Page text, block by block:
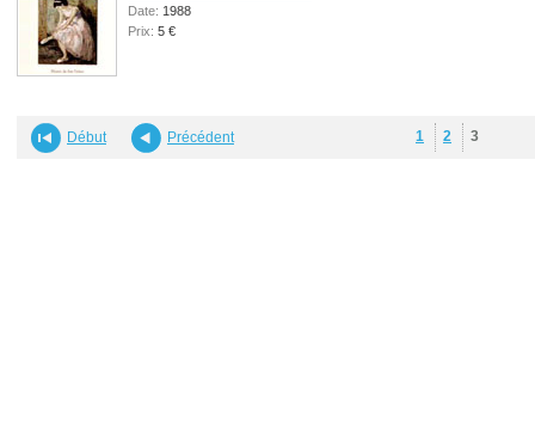
Date: 1988
Prix: 5 €
Début Précédent 1 2 3